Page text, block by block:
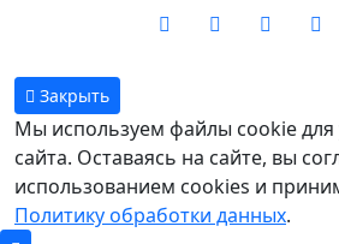
Закрыть
Мы используем файлы cookie
сайта. Оставаясь на сайте, вы
использованием cookies и
Политику обработки данных.